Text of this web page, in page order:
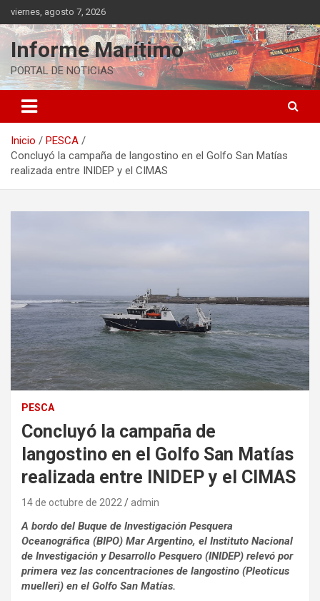
Saltar
al
contenido
viernes, agosto 7, 2026
Informe Marítimo
PORTAL DE NOTICIAS
Inicio
PESCA
Concluyó la campaña de langostino en el Golfo San Matías
realizada entre INIDEP y el CIMAS
PESCA
Concluyó la campaña de
langostino en el Golfo San Matías
realizada entre INIDEP y el CIMAS
14 de octubre de 2022 admin
A bordo del Buque de Investigación Pesquera
Oceanográfica (BIPO) Mar Argentino, el Instituto Nacional
de Investigación y Desarrollo Pesquero (INIDEP) relevó por
primera vez las concentraciones de langostino (Pleoticus
muelleri) en el Golfo San Matías.